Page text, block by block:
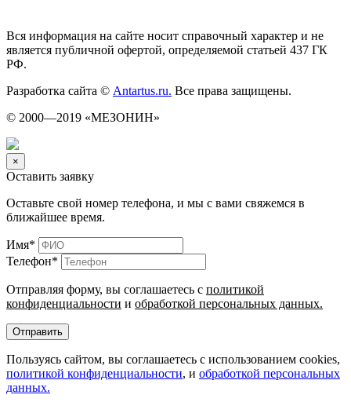
Вся информация на сайте носит справочный характер и не
является публичной офертой, определяемой статьей 437 ГК
РФ.
Разработка сайта © Antartus.ru. Все права защищены.
© 2000—2019 «МЕЗОНИН»
×
Оставить заявку
Оставьте свой номер телефона, и мы с вами свяжемся в
ближайшее время.
Имя*
Телефон*
Отправляя форму, вы соглашаетесь с политикой
конфиденциальности и обработкой персональных данных.
Отправить
Пользуясь сайтом, вы соглашаетесь с использованием cookies,
политикой конфиденциальности, и обработкой персональных
данных.